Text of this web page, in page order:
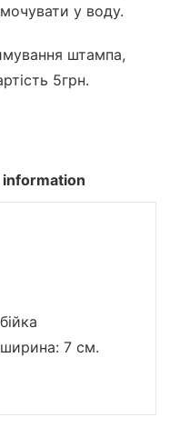
у воду.
штампа,
5грн.
7 см.